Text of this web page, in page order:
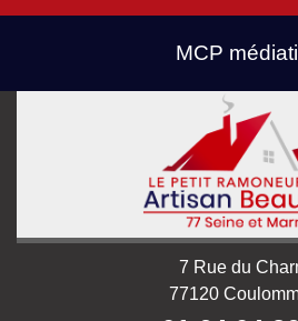
MCP
7 Rue du
77120